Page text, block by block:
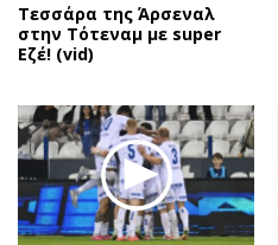
Τεσσάρα της Άρσεναλ
στην Τότεναμ με super
Εζέ! (vid)